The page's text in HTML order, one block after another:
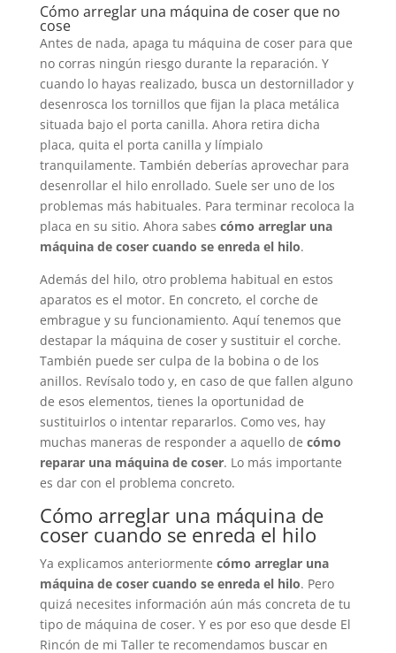
Cómo arreglar una máquina de coser que no
cose
Antes de nada, apaga tu máquina de coser para que
no corras ningún riesgo durante la reparación. Y
cuando lo hayas realizado, busca un destornillador y
desenrosca los tornillos que fijan la placa metálica
situada bajo el porta canilla. Ahora retira dicha
placa, quita el porta canilla y límpialo
tranquilamente. También deberías aprovechar para
desenrollar el hilo enrollado. Suele ser uno de los
problemas más habituales. Para terminar recoloca la
placa en su sitio. Ahora sabes cómo arreglar una
máquina de coser cuando se enreda el hilo.
Además del hilo, otro problema habitual en estos
aparatos es el motor. En concreto, el corche de
embrague y su funcionamiento. Aquí tenemos que
destapar la máquina de coser y sustituir el corche.
También puede ser culpa de la bobina o de los
anillos. Revísalo todo y, en caso de que fallen alguno
de esos elementos, tienes la oportunidad de
sustituirlos o intentar repararlos. Como ves, hay
muchas maneras de responder a aquello de cómo
reparar una máquina de coser. Lo más importante
es dar con el problema concreto.
Cómo arreglar una máquina de
coser cuando se enreda el hilo
Ya explicamos anteriormente cómo arreglar una
máquina de coser cuando se enreda el hilo. Pero
quizá necesites información aún más concreta de tu
tipo de máquina de coser. Y es por eso que desde El
Rincón de mi Taller te recomendamos buscar en